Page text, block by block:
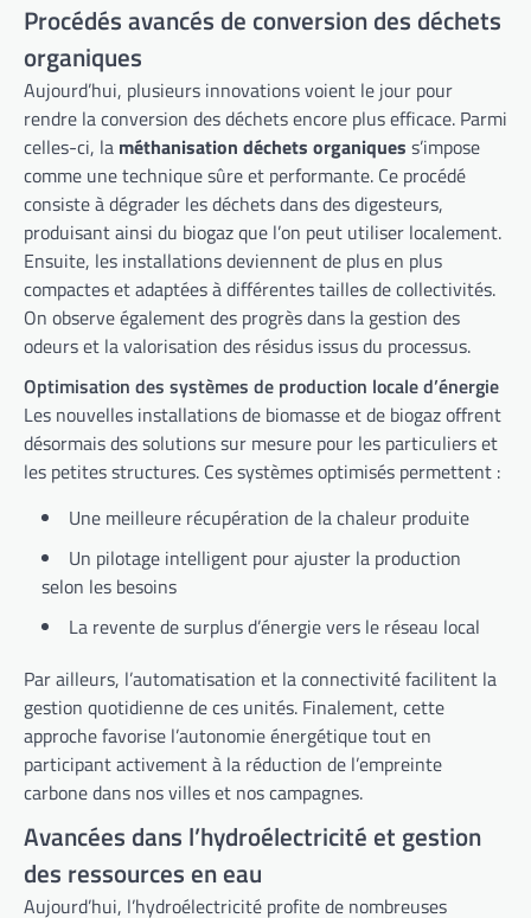
Procédés avancés de conversion des déchets
organiques
Aujourd’hui, plusieurs innovations voient le jour pour
rendre la conversion des déchets encore plus efficace. Parmi
celles-ci, la méthanisation déchets organiques s’impose
comme une technique sûre et performante. Ce procédé
consiste à dégrader les déchets dans des digesteurs,
produisant ainsi du biogaz que l’on peut utiliser localement.
Ensuite, les installations deviennent de plus en plus
compactes et adaptées à différentes tailles de collectivités.
On observe également des progrès dans la gestion des
odeurs et la valorisation des résidus issus du processus.
Optimisation des systèmes de production locale d’énergie
Les nouvelles installations de biomasse et de biogaz offrent
désormais des solutions sur mesure pour les particuliers et
les petites structures. Ces systèmes optimisés permettent :
Une meilleure récupération de la chaleur produite
Un pilotage intelligent pour ajuster la production
selon les besoins
La revente de surplus d’énergie vers le réseau local
Par ailleurs, l’automatisation et la connectivité facilitent la
gestion quotidienne de ces unités. Finalement, cette
approche favorise l’autonomie énergétique tout en
participant activement à la réduction de l’empreinte
carbone dans nos villes et nos campagnes.
Avancées dans l’hydroélectricité et gestion
des ressources en eau
Aujourd’hui, l’hydroélectricité profite de nombreuses